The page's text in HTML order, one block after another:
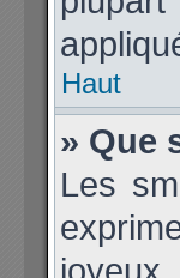
Haut
» Que
Les